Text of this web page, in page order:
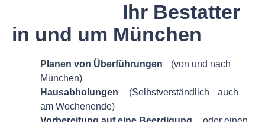
Ihr Bestatter
in und um München
Planen von Überführungen
(von und nach
München)
Hausabholungen
(Selbstverständlich auch
am Wochenende)